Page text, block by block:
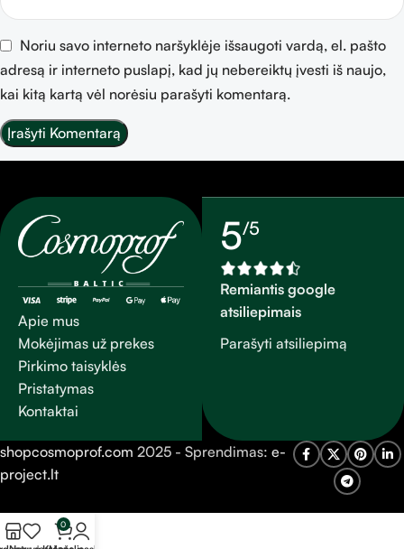
Noriu savo interneto naršyklėje išsaugoti vardą, el. pašto
adresą ir interneto puslapį, kad jų nebereiktų įvesti iš naujo,
kai kitą kartą vėl norėsiu parašyti komentarą.
Apie mus
Mokėjimas už prekes
Pirkimo taisyklės
Pristatymas
Kontaktai
5/5
Remiantis google
atsiliepimais
Parašyti atsiliepimą
shopcosmoprof.com 2025 - Sprendimas: e-
project.lt
0